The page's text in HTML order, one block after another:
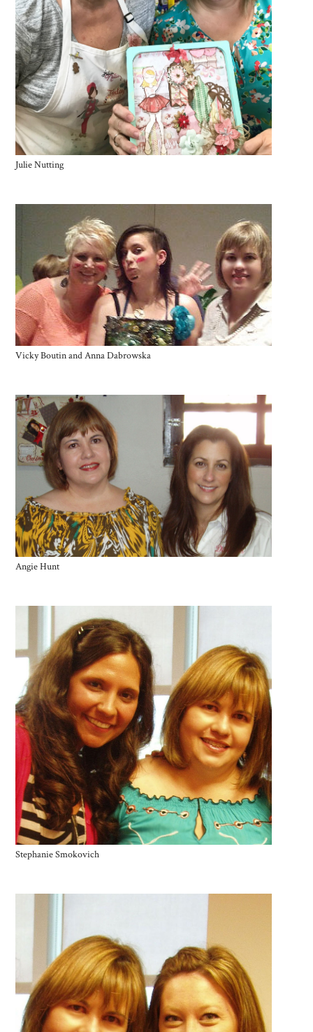
Julie Nutting
Vicky Boutin and Anna Dabrowska
Angie Hunt
Stephanie Smokovich